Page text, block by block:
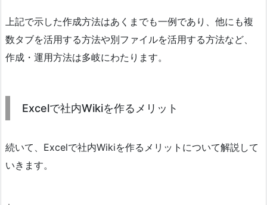
上記で示した作成方法はあくまでも一例であり、他にも複
数タブを活用する方法や別ファイルを活用する方法など、
作成・運用方法は多岐にわたります。
Excelで社内Wikiを作るメリット
続いて、Excelで社内Wikiを作るメリットについて解説して
いきます。